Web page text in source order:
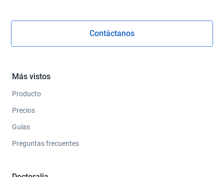
Contáctanos
Más vistos
Producto
Precios
Guías
Preguntas frecuentes